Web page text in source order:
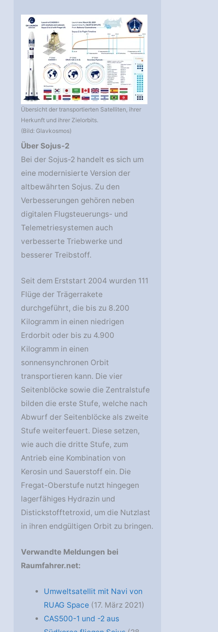
Übersicht der transportierten Satelliten, ihrer
Herkunft und ihrer Zielorbits.
(Bild: Glavkosmos)
Über Sojus-2
Bei der Sojus-2 handelt es sich um
eine modernisierte Version der
altbewährten Sojus. Zu den
Verbesserungen gehören neben
digitalen Flugsteuerungs- und
Telemetriesystemen auch
verbesserte Triebwerke und
besserer Treibstoff.
Seit dem Erststart 2004 wurden 111
Flüge der Trägerrakete
durchgeführt, die bis zu 8.200
Kilogramm in einen niedrigen
Erdorbit oder bis zu 4.900
Kilogramm in einen
sonnensynchronen Orbit
transportieren kann. Die vier
Seitenblöcke sowie die Zentralstufe
bilden die erste Stufe, welche nach
Abwurf der Seitenblöcke als zweite
Stufe weiterfeuert. Diese setzen,
wie auch die dritte Stufe, zum
Antrieb eine Kombination von
Kerosin und Sauerstoff ein. Die
Fregat-Oberstufe nutzt hingegen
lagerfähiges Hydrazin und
Distickstofftetroxid, um die Nutzlast
in ihren endgültigen Orbit zu bringen.
Verwandte Meldungen bei
Raumfahrer.net:
Umweltsatellit mit Navi von
RUAG Space(17. März 2021)
CAS500-1 und -2 aus